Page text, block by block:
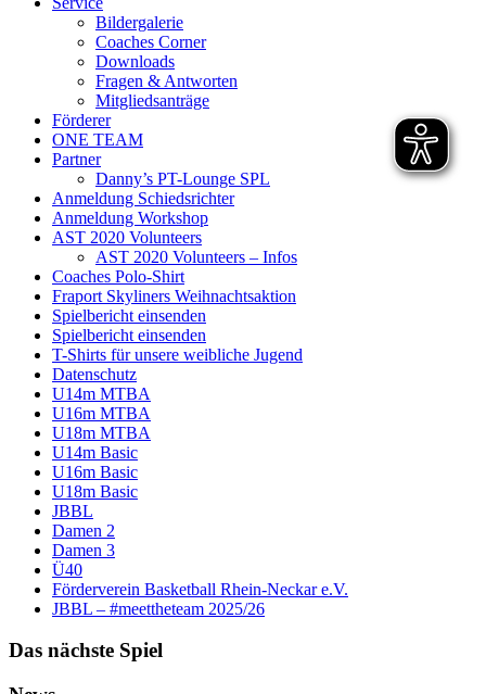
Bildergalerie
Coaches Corner
Downloads
Fragen & Antworten
Mitgliedsanträge
Förderer
ONE TEAM
Partner
Danny’s PT-Lounge SPL
Anmeldung Schiedsrichter
Anmeldung Workshop
AST 2020 Volunteers
AST 2020 Volunteers – Infos
Coaches Polo-Shirt
Fraport Skyliners Weihnachtsaktion
Spielbericht einsenden
Spielbericht einsenden
T-Shirts für unsere weibliche Jugend
Datenschutz
U14m MTBA
U16m MTBA
U18m MTBA
U14m Basic
U16m Basic
U18m Basic
JBBL
Damen 2
Damen 3
Ü40
Förderverein Basketball Rhein-Neckar e.V.
JBBL – #meettheteam 2025/26
Das nächste Spiel